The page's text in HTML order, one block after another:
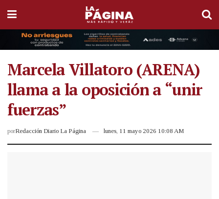
Marcela Villatoro (ARENA)
llama a la oposición a “unir
fuerzas”
porRedacción Diario La Página lunes, 11 mayo 2026 10:08 AM